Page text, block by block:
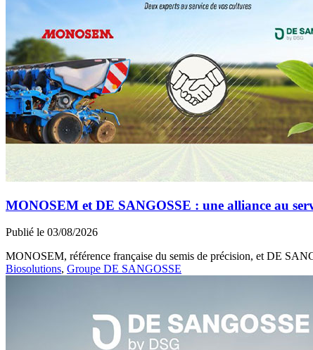
MONOSEM et DE SANGOSSE : une alliance au
Publié le 03/08/2026
MONOSEM, référence française du semis de précision, et DE
Biosolutions, Groupe DE SANGOSSE